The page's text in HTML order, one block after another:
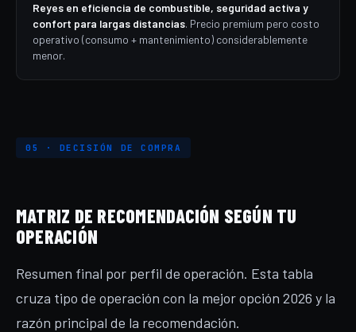
Reyes en eficiencia de combustible, seguridad activa y
confort para largas distancias. Precio premium pero costo
operativo (consumo + mantenimiento) considerablemente
menor.
05 · DECISIÓN DE COMPRA
MATRIZ DE RECOMENDACIÓN SEGÚN TU
OPERACIÓN
Resumen final por perfil de operación. Esta tabla
cruza tipo de operación con la mejor opción 2026 y la
razón principal de la recomendación.